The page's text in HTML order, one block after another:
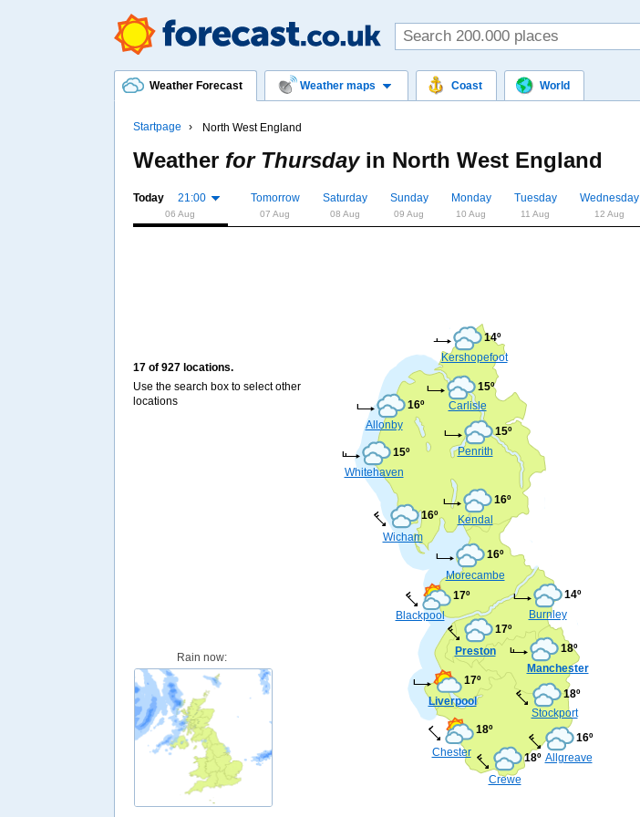
Weather Forecast Weather maps Coast World
Startpage North West England
Weather for Thursdayin North West England
Today 21:00
06 Aug
Tomorrow
07 Aug
Saturday
08 Aug
Sunday
09 Aug
Monday
10 Aug
Tuesday
11 Aug
Wednesday
12 Aug
17 of 927 locations.
Use the search box to select other
locations
Liverpool
17º
Manchester
18º
Preston
17º
Blackpool
17º
Stockport
18º
Chester
18º
Carlisle
15º
Burnley
14º
Crewe
18º
Morecambe
16º
Kendal
16º
Whitehaven
15º Penrith
15º
Kershopefoot
14º
Allonby
16º
Allgreave
16º
Wicham
16º
Rain now: